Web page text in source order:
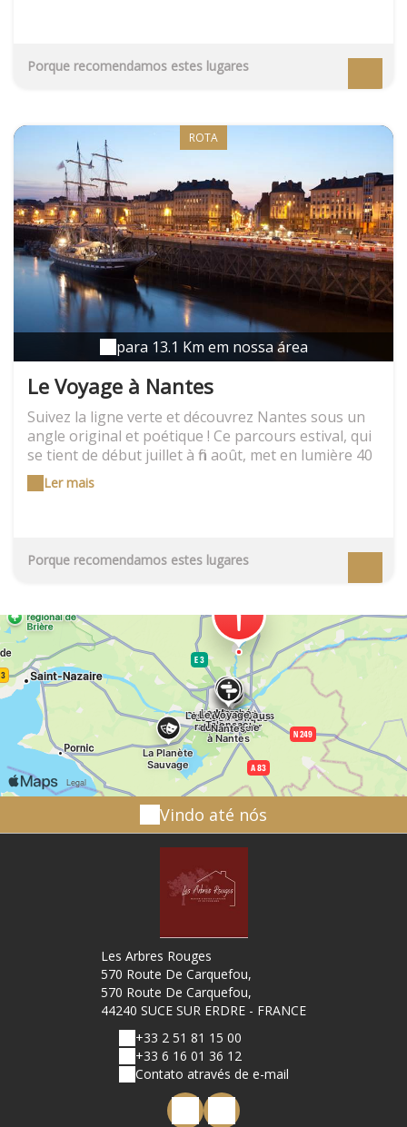
Porque recomendamos estes lugares
ROTA
para 13.1 Km em nossa área
Le Voyage à Nantes
Suivez la ligne verte et découvrez Nantes sous un
angle original et poétique ! Ce parcours estival, qui
se tient de début juillet à fin août, met en lumière 40
points remarquables du patrimoine nantais
(historique, architectural, culturel, naturel,
Ler mais
Porque recomendamos estes lugares
Vindo até nós
Les Arbres Rouges
570 Route De Carquefou,
570 Route De Carquefou,
44240 SUCE SUR ERDRE - FRANCE
+33 2 51 81 15 00
+33 6 16 01 36 12
Contato através de e-mail